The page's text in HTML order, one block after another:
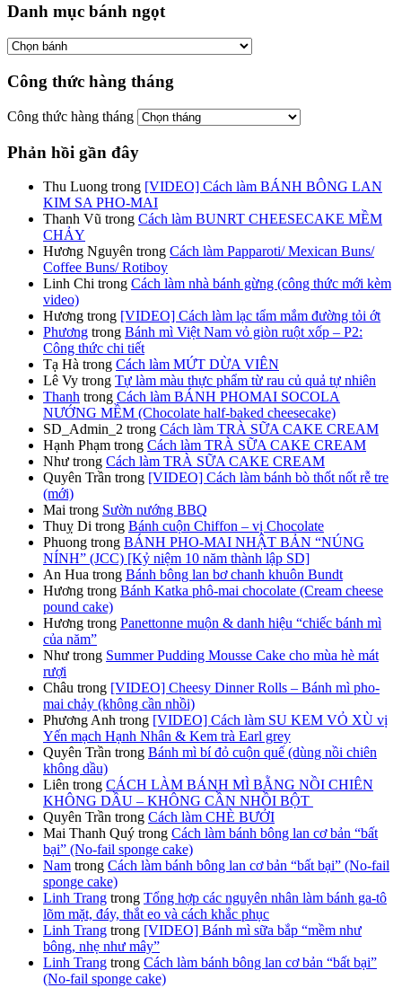
Danh mục bánh ngọt
Công thức hàng tháng
Công thức hàng tháng
Phản hồi gần đây
Thu Luong trong [VIDEO] Cách làm BÁNH BÔNG LAN
KIM SA PHO-MAI
Thanh Vũ trong Cách làm BUNRT CHEESECAKE MỀM
CHẢY
Hương Nguyên trong Cách làm Papparoti/ Mexican Buns/
Coffee Buns/ Rotiboy
Linh Chi trong Cách làm nhà bánh gừng (công thức mới kèm
video)
Hương trong [VIDEO] Cách làm lạc tẩm mắm đường tỏi ớt
Phương trong Bánh mì Việt Nam vỏ giòn ruột xốp – P2:
Công thức chi tiết
Tạ Hà trong Cách làm MỨT DỪA VIÊN
Lê Vy trong Tự làm màu thực phẩm từ rau củ quả tự nhiên
Thanh trong Cách làm BÁNH PHOMAI SOCOLA
NƯỚNG MỀM (Chocolate half-baked cheesecake)
SD_Admin_2 trong Cách làm TRÀ SỮA CAKE CREAM
Hạnh Phạm trong Cách làm TRÀ SỮA CAKE CREAM
Như trong Cách làm TRÀ SỮA CAKE CREAM
Quyên Trần trong [VIDEO] Cách làm bánh bò thốt nốt rễ tre
(mới)
Mai trong Sườn nướng BBQ
Thuỵ Di trong Bánh cuộn Chiffon – vị Chocolate
Phuong trong BÁNH PHO-MAI NHẬT BẢN “NÚNG
NÍNH” (JCC) [Kỷ niệm 10 năm thành lập SD]
An Hua trong Bánh bông lan bơ chanh khuôn Bundt
Hương trong Bánh Katka phô-mai chocolate (Cream cheese
pound cake)
Hương trong Panettonne muộn & danh hiệu “chiếc bánh mì
của năm”
Như trong Summer Pudding Mousse Cake cho mùa hè mát
rượi
Châu trong [VIDEO] Cheesy Dinner Rolls – Bánh mì pho-
mai chảy (không cần nhồi)
Phương Anh trong [VIDEO] Cách làm SU KEM VỎ XÙ vị
Yến mạch Hạnh Nhân & Kem trà Earl grey
Quyên Trần trong Bánh mì bí đỏ cuộn quế (dùng nồi chiên
không dầu)
Liên trong CÁCH LÀM BÁNH MÌ BẰNG NỒI CHIÊN
KHÔNG DẦU – KHÔNG CẦN NHỒI BỘT
Quyên Trần trong Cách làm CHÈ BƯỞI
Mai Thanh Quý trong Cách làm bánh bông lan cơ bản “bất
bại” (No-fail sponge cake)
Nam trong Cách làm bánh bông lan cơ bản “bất bại” (No-fail
sponge cake)
Linh Trang trong Tổng hợp các nguyên nhân làm bánh ga-tô
lõm mặt, đáy, thắt eo và cách khắc phục
Linh Trang trong [VIDEO] Bánh mì sữa bắp “mềm như
bông, nhẹ như mây”
Linh Trang trong Cách làm bánh bông lan cơ bản “bất bại”
(No-fail sponge cake)